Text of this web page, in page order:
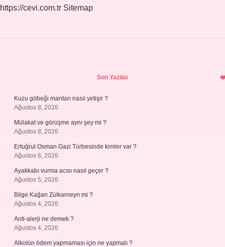
https://cevi.com.tr Sitemap
Son Yazılar
Kuzu göbeği mantarı nasıl yetişir ?
Ağustos 8, 2026
Mülakat ve görüşme aynı şey mi ?
Ağustos 8, 2026
Ertuğrul Osman Gazi Türbesinde kimler var ?
Ağustos 6, 2026
Ayakkabı vurma acısı nasıl geçer ?
Ağustos 5, 2026
Bilge Kağan Zülkarneyn mi ?
Ağustos 4, 2026
Anti-alerji ne demek ?
Ağustos 4, 2026
Alkolün ödem yapmaması için ne yapmalı ?